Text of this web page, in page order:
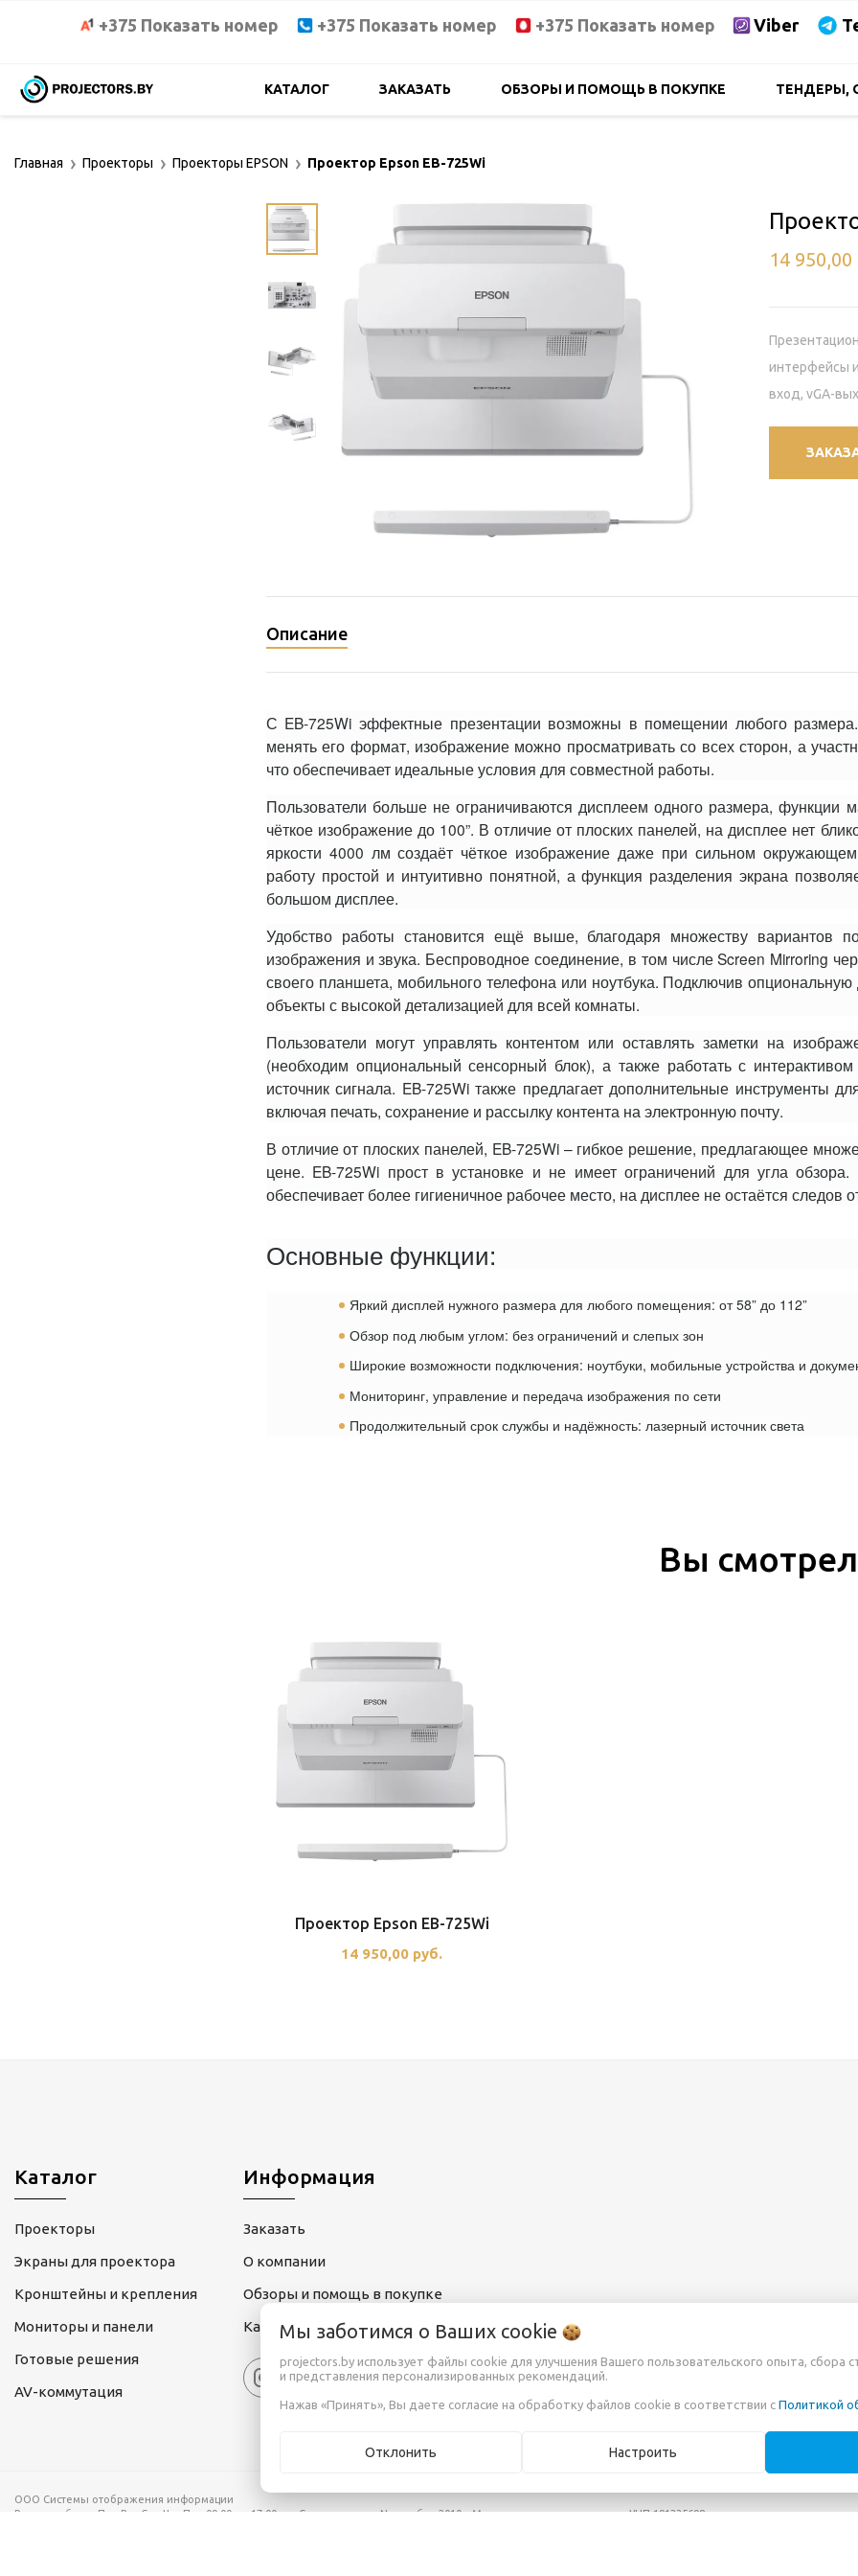
+375 Показать номер +375 Показать номер +375 Показать номер Viber
КАТАЛОГ ЗАКАЗАТЬ ОБЗОРЫ И ПОМОЩЬ В ПОКУПКЕ ТЕНДЕРЫ,
Главная Проекторы Проекторы EPSON Проектор Epson EB-725Wi
14 950,00
интерфейсы
вход, vGA-
Описание
С EB-725Wi эффектные презентации возможны в помещении любого
менять его формат, изображение можно просматривать со всех сторон, а
что обеспечивает идеальные условия для совместной работы.
Пользователи больше не ограничиваются дисплеем одного размера, функции
чёткое изображение до 100”. В отличие от плоских панелей, на дисплее нет
яркости 4000 лм создаёт чёткое изображение даже при сильном
работу простой и интуитивно понятной, а функция разделения экрана
большом дисплее.
Удобство работы становится ещё выше, благодаря множеству вариантов
изображения и звука. Беспроводное соединение, в том числе Screen Mirroring
своего планшета, мобильного телефона или ноутбука. Подключив
объекты с высокой детализацией для всей комнаты.
Пользователи могут управлять контентом или оставлять заметки на
(необходим опциональный сенсорный блок), а также работать с
источник сигнала. EB-725Wi также предлагает дополнительные инструменты
включая печать, сохранение и рассылку контента на электронную почту.
В отличие от плоских панелей, EB-725Wi – гибкое решение, предлагающее
цене. EB-725Wi прост в установке и не имеет ограничений для угла
обеспечивает более гигиеничное рабочее место, на дисплее не остаётся следов
Основные функции:
Яркий дисплей нужного размера для любого помещения: от 58” до 112”
Обзор под любым углом: без ограничений и слепых зон
Широкие возможности подключения: ноутбуки, мобильные устройства и
Мониторинг, управление и передача изображения по сети
Продолжительный срок службы и надёжность: лазерный источник света
Вы
Проектор Epson EB-725Wi
14 950,00 руб.
Каталог
Проекторы
Экраны для проектора
Кронштейны и крепления
Мониторы и панели
Готовые решения
AV-коммутация
Информация
Заказать
О компании
Обзоры и помощь в покупке
Карта сайта
ООО Системы отображения информации
Режим работы: Пн , Вт , Ср , Чт , Пт c 09:00 до 17:00 Свидетельство No ноября 2010г. Минским горисполкомом
УНП 191335698
Мы заботимся о Ваших cookie
projectors.by использует файлы cookie для улучшения Вашего пользовательского опыта, сбора
и представления персонализированных рекомендаций.
Нажав «Принять», Вы даете согласие на обработку файлов cookie в соответствии с Политикой
Отклонить Настроить